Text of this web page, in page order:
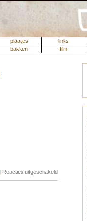
plaatjes links
bakken film
Reacties uitgeschakeldvoor